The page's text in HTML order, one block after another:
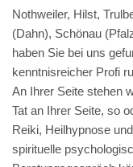
Nothweiler, Hilst,
(Dahn), Schönau
haben Sie bei uns
kenntnisreicher Profi
An Ihrer Seite stehen
Tat an Ihrer Seite, so
Reiki, Heilhypnose
spirituelle